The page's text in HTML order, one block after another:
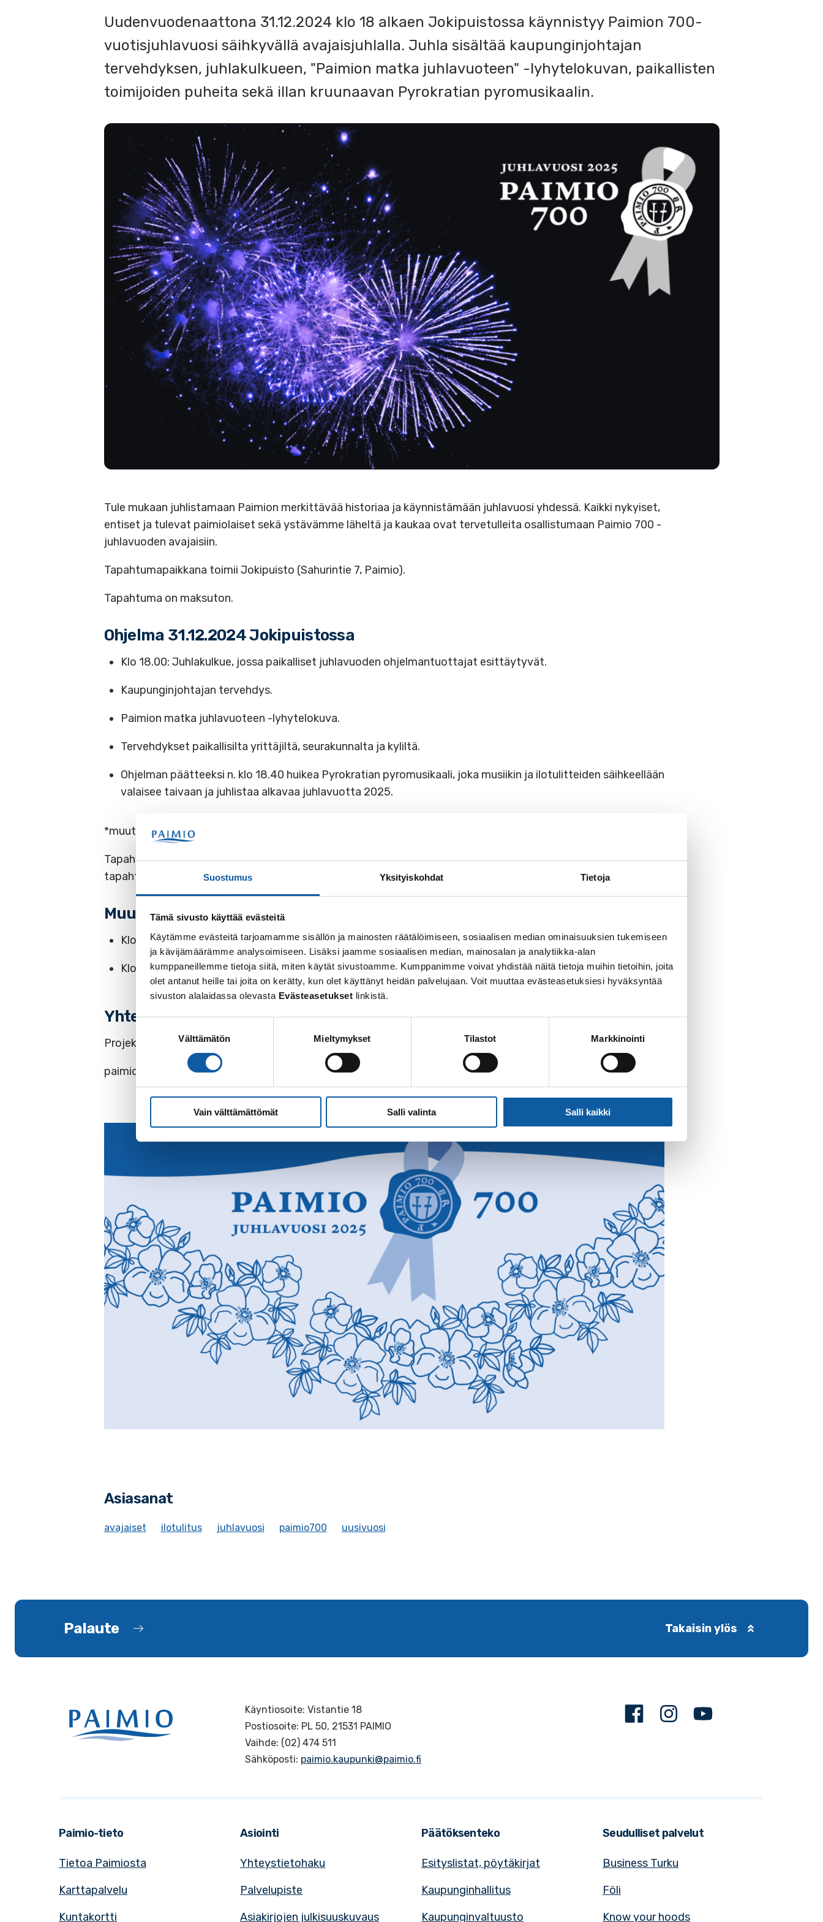
Suostumus Yksityiskohdat Tietoja
Tämä sivusto käyttää evästeitä
Käytämme evästeitä tarjoamamme sisällön ja mainosten räätälöimiseen, sosiaalisen median ominaisuuksien tukemiseen
ja kävijämäärämme analysoimiseen. Lisäksi jaamme sosiaalisen median, mainosalan ja analytiikka-alan
kumppaneillemme tietoja siitä, miten käytät sivustoamme. Kumppanimme voivat yhdistää näitä tietoja muihin tietoihin, joita
olet antanut heille tai joita on kerätty, kun olet käyttänyt heidän palvelujaan. Voit muuttaa evästeasetuksiesi hyväksyntää
sivuston alalaidassa olevasta Evästeasetukset linkistä.
Suostumuksen
valinta
Välttämätön Mieltymykset Tilastot Markkinointi
Vain välttämättömät Salli valinta Salli kaikki
Uudenvuodenaattona 31.12.2024 klo 18 alkaen Jokipuistossa käynnistyy Paimion 700-
vuotisjuhlavuosi säihkyvällä avajaisjuhlalla. Juhla sisältää kaupunginjohtajan
tervehdyksen, juhlakulkueen, "Paimion matka juhlavuoteen" -lyhytelokuvan, paikallisten
toimijoiden puheita sekä illan kruunaavan Pyrokratian pyromusikaalin.
Tule mukaan juhlistamaan Paimion merkittävää historiaa ja käynnistämään juhlavuosi yhdessä. Kaikki nykyiset,
entiset ja tulevat paimiolaiset sekä ystävämme läheltä ja kaukaa ovat tervetulleita osallistumaan Paimio 700 -
juhlavuoden avajaisiin.
Tapahtumapaikkana toimii Jokipuisto (Sahurintie 7, Paimio).
Tapahtuma on maksuton.
Ohjelma 31.12.2024 Jokipuistossa
Klo 18.00: Juhlakulkue, jossa paikalliset juhlavuoden ohjelmantuottajat esittäytyvät.
Kaupunginjohtajan tervehdys.
Paimion matka juhlavuoteen -lyhytelokuva.
Tervehdykset paikallisilta yrittäjiltä, seurakunnalta ja kyliltä.
Ohjelman päätteeksi n. klo 18.40 huikea Pyrokratian pyromusikaali, joka musiikin ja ilotulitteiden säihkeellään
valaisee taivaan ja juhlistaa alkavaa juhlavuotta 2025.
*muutokset ohjelmaan ovat mahdollisia
Tapahtuman juontaa Piia Koriseva jaPaimion Yrittäjät ryhuolehtii makkaran ja mehun myynnistä
tapahtumassa.
Muut juhlaillan tapahtumat
Klo 20Kekkosen tytär -komedianensi-ilta Paimion teatterissa Vistan näyttämöllä (maksullinen)
Klo 22.30 Paimio 700v. juhlavuoden aattoillan kirkkohetki
Yhteystiedot
Projektityöntekijä Henriikka Konki, 040 648 4757
paimio700@paimio.fi
Asiasanat
avajaiset ilotulitus juhlavuosi paimio700 uusivuosi
Palaute Takaisin ylös
Käyntiosoite: Vistantie 18
Postiosoite: PL 50, 21531 PAIMIO
Vaihde: (02) 474 511
Sähköposti: paimio.kaupunki@paimio.fi
FacebookInstagram
Paimio-tieto
Tietoa Paimiosta
Karttapalvelu
Kuntakortti
Asiointi
Yhteystietohaku
Palvelupiste
Asiakirjojen julkisuuskuvaus
Päätöksenteko
Esityslistat, pöytäkirjat
Kaupunginhallitus
Kaupunginvaltuusto
Seudulliset palvelut
Business Turku
Föli
Know your hoods